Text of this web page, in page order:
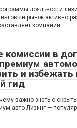
лояльности
рынок активно
компании
комиссии в
и избежать
гид
важно знать о
авто Лизинг —